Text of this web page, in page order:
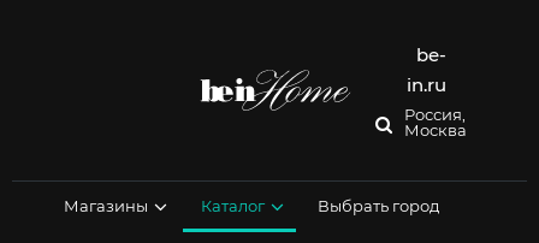
be-
in.ru
Россия,
Москва
Магазины Каталог Выбрать город